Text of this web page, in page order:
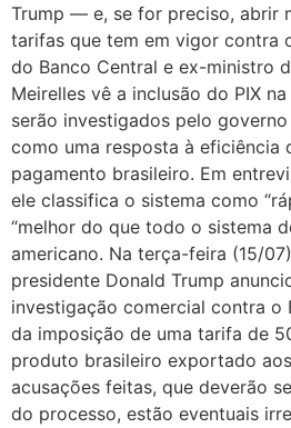
Trump — e, se for preciso, abrir
tarifas que tem em vigor contra
do Banco Central e ex-ministro
Meirelles vê a inclusão do PIX
serão investigados pelo
como uma resposta à eficiência
pagamento brasileiro. Em
ele classifica o sistema como
“melhor do que todo o sistema
americano. Na terça-feira (15/
presidente Donald Trump
investigação comercial contra o
da imposição de uma tarifa de
produto brasileiro exportado
acusações feitas, que deverão
do processo, estão eventuais